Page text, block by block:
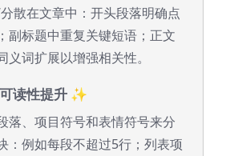
散在文章中：开头段落明确点
副标题中重复关键短语；正文
义词扩展以增强相关性。
读性提升 ✨
落、项目符号和表情符号来分
：例如每段不超过5行；列表项